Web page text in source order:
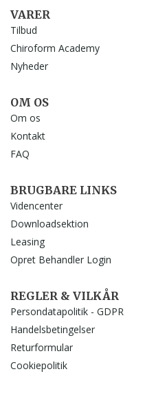
VARER
Tilbud
Chiroform Academy
Nyheder
OM OS
Om os
Kontakt
FAQ
BRUGBARE LINKS
Videncenter
Downloadsektion
Leasing
Opret Behandler Login
REGLER & VILKÅR
Persondatapolitik - GDPR
Handelsbetingelser
Returformular
Cookiepolitik